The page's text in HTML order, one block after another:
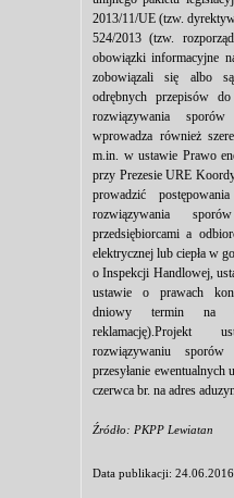
2013/11/UE (tzw.
524/2013 (tzw.
obowiązki informacyjne
zobowiązali się albo
odrębnych przepisów
rozwiązywania
wprowadza również
m.in. w ustawie Prawo
przy Prezesie URE
prowadzić
rozwiązywania
przedsiębiorcami a
elektrycznej lub ciepła w
o Inspekcji Handlowej,
ustawie o prawach
dniowy termin na
reklamację).Projekt
rozwiązywaniu
przesyłanie
czerwca br. na adres
Źródło: PKPP Lewiatan
Data publikacji: 24.06.2016